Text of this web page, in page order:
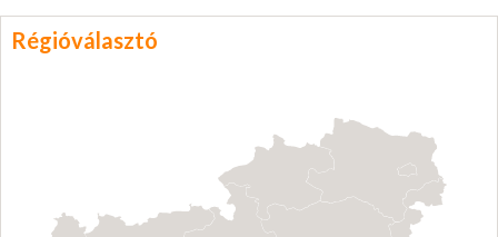
Régióválasztó